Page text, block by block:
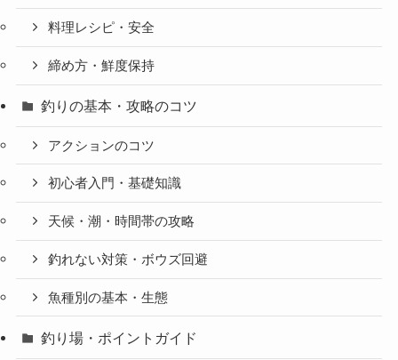
料理レシピ・安全
締め方・鮮度保持
釣りの基本・攻略のコツ
アクションのコツ
初心者入門・基礎知識
天候・潮・時間帯の攻略
釣れない対策・ボウズ回避
魚種別の基本・生態
釣り場・ポイントガイド